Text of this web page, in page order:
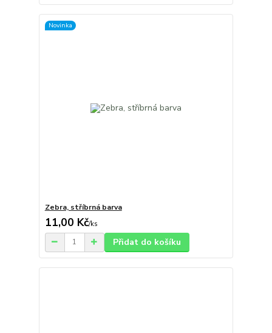
Novinka
Zebra, stříbrná barva
11,00 Kč/ks
Přidat do košíku